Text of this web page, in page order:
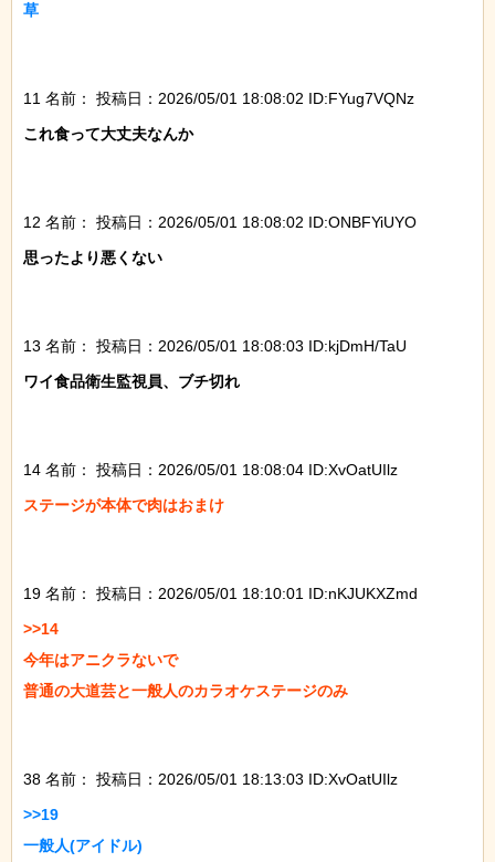
草
11 名前：
投稿日：2026/05/01 18:08:02 ID:FYug7VQNz
これ食って大丈夫なんか
12 名前：
投稿日：2026/05/01 18:08:02 ID:ONBFYiUYO
思ったより悪くない
13 名前：
投稿日：2026/05/01 18:08:03 ID:kjDmH/TaU
ワイ食品衛生監視員、ブチ切れ
14 名前：
投稿日：2026/05/01 18:08:04 ID:XvOatUIlz
ステージが本体で肉はおまけ
19 名前：
投稿日：2026/05/01 18:10:01 ID:nKJUKXZmd
>>14
今年はアニクラないで
普通の大道芸と一般人のカラオケステージのみ
38 名前：
投稿日：2026/05/01 18:13:03 ID:XvOatUIlz
>>19
一般人(アイドル)